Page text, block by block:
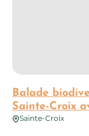
Balade
Sainte-Croix
Sainte-Croix